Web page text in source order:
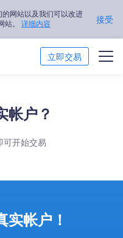
网站以及我们可以改进
站。 详细内容 接受
立即交易
帐户？
可开始交易
实帐户！